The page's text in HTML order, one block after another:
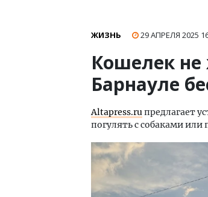
ЖИЗНЬ 29 АПРЕЛЯ 2025
Кошелек не
Барнауле
Altapress.ruпредлагает
погулять с собаками